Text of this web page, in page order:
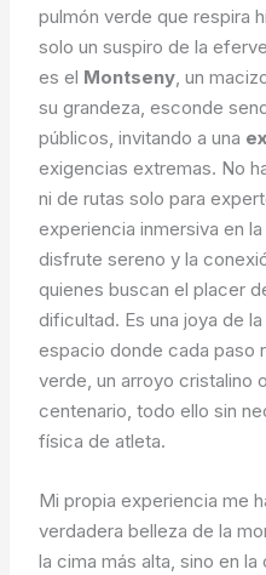
pulmón verde que respira
solo un suspiro de la
es el Montseny, un
su grandeza, esconde
públicos, invitando a una
exigencias extremas. No
ni de rutas solo para
experiencia inmersiva en
disfrute sereno y la
quienes buscan el placer
dificultad. Es una joya de
espacio donde cada paso
verde, un arroyo cristalino
centenario, todo ello sin
física de atleta.
Mi propia experiencia me
verdadera belleza de la
la cima más alta, sino en